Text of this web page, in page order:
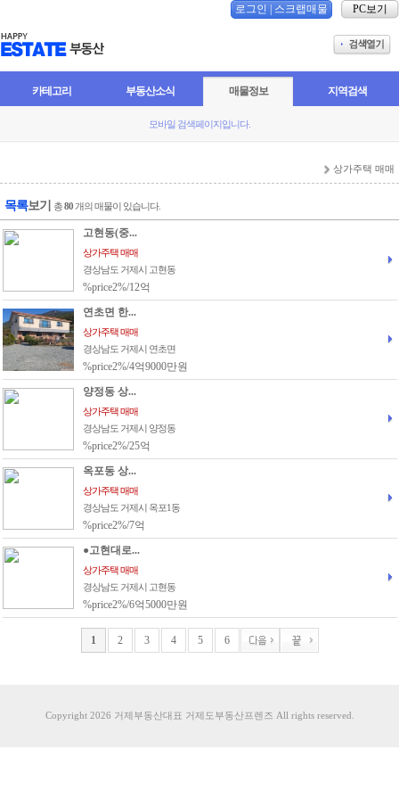
로그인 스크랩매물 PC보기
카테고리 부동산소식 매물정보 지역검색
모바일 검색페이지입니다.
상가주택 매매
목록보기 총80 개의 매물이 있습니다.
고현동(중...
상가주택 매매
경상남도 거제시 고현동
%price2%/12억
연초면 한...
상가주택 매매
경상남도 거제시 연초면
%price2%/4억9000만원
양정동 상...
상가주택 매매
경상남도 거제시 양정동
%price2%/25억
옥포동 상...
상가주택 매매
경상남도 거제시 옥포1동
%price2%/7억
●고현대로...
상가주택 매매
경상남도 거제시 고현동
%price2%/6억5000만원
1 2 3 4 5 6
Copyright 2026 거제부동산대표 거제도부동산프렌즈 All rights reserved.